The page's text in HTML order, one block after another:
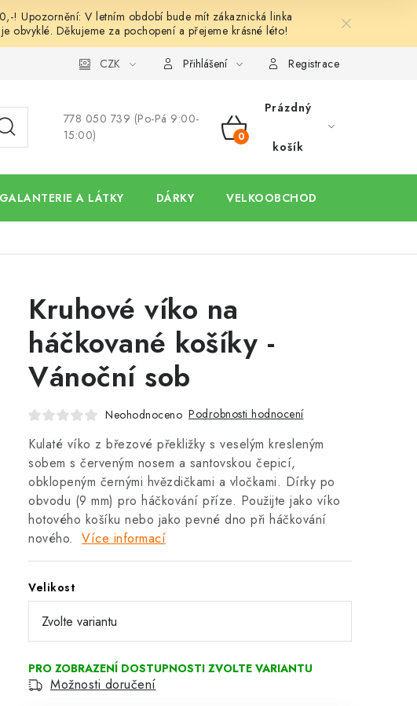
! Upozornění: V letním období bude mít zákaznická linka
obvyklé. Děkujeme za pochopení a přejeme krásné léto!
Ochrana osobních údajů Hodnocení obchodu
CZK Přihlášení Registrace
778 050 739 (Po-Pá 9:00-
15:00)
NÁKUPNÍ
Prázdný
košík
GALANTERIE A LÁTKY DÁRKY VELKOOBCHOD
Kruhové víko na
háčkované košíky -
Vánoční sob
Neohodnoceno Podrobnosti hodnocení
Kulaté víko z březové překližky s veselým kresleným
sobem s červeným nosem a santovskou čepicí,
obklopeným černými hvězdičkami a vločkami. Dírky po
obvodu (9 mm) pro háčkování příze. Použijte jako víko
hotového košíku nebo jako pevné dno při háčkování
nového. Více informací
Velikost
Možnosti doručení